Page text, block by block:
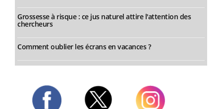
Grossesse à risque : ce jus naturel attire l'attention des
chercheurs
Comment oublier les écrans en vacances ?